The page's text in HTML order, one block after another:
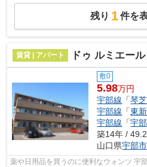
残り 1件を
賃貸 | アパート ドゥ ルミエール
敷0
5.98万円
宇部線 「琴芝
宇部線 「東新
宇部線 「宇
築14年 /
山口県宇部市
薬や日用品を買うのに便利なウォンツ 宇